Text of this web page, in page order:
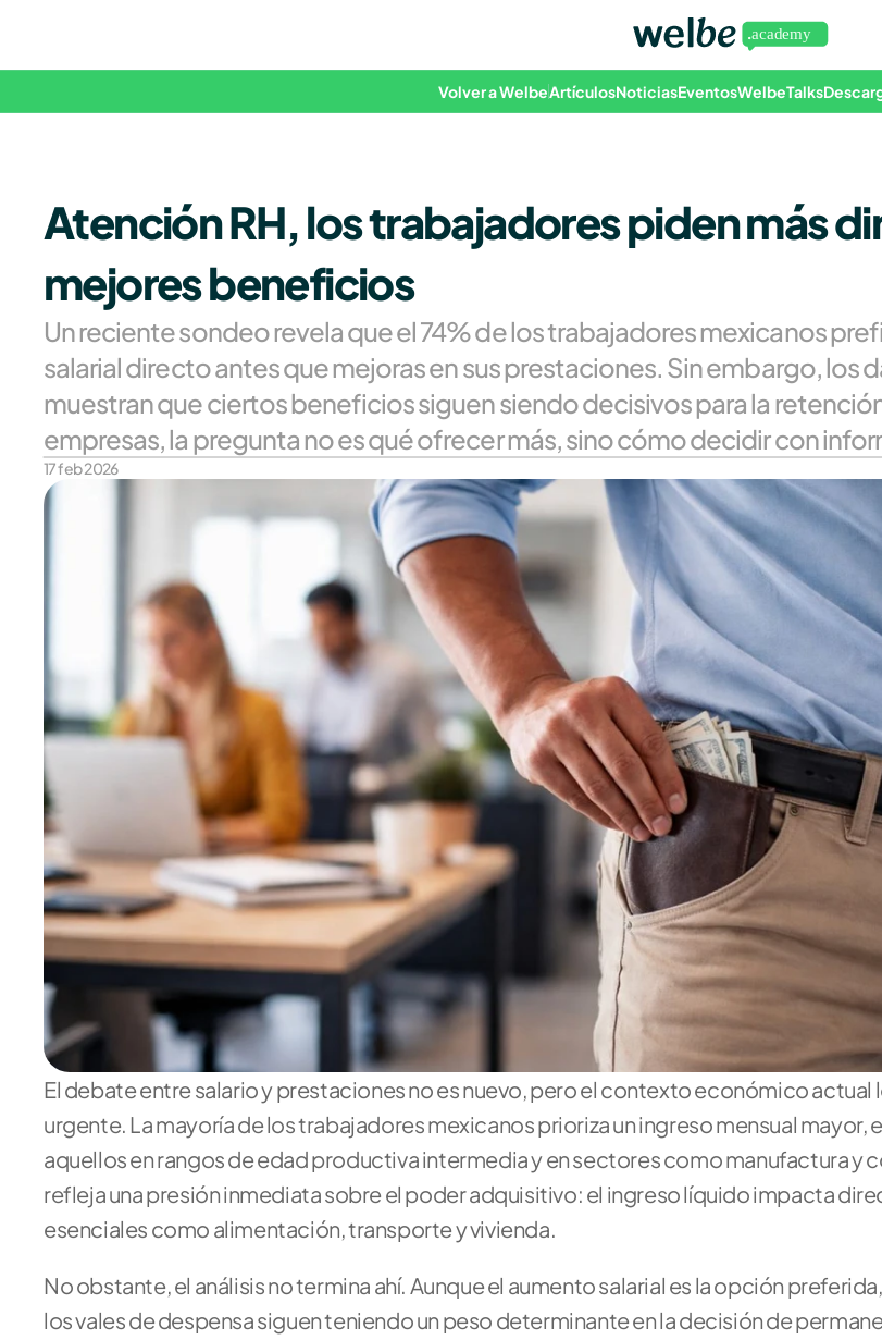
Volver a WelbeArtículosNoticiasEventosWelbeTalks
Atención RH, los trabajadores piden más
mejores beneficios
Un reciente sondeo revela que el 74% de los trabajadores mexicanos
salarial directo antes que mejoras en sus prestaciones. Sin embargo, los
muestran que ciertos beneficios siguen siendo decisivos para la
empresas, la pregunta no es qué ofrecer más, sino cómo decidir con
17 feb 2026
El debate entre salario y prestaciones no es nuevo, pero el contexto económico actual
urgente. La mayoría de los trabajadores mexicanos prioriza un ingreso mensual mayor,
aquellos en rangos de edad productiva intermedia y en sectores como manufactura y
refleja una presión inmediata sobre el poder adquisitivo: el ingreso líquido impacta
esenciales como alimentación, transporte y vivienda.
No obstante, el análisis no termina ahí. Aunque el aumento salarial es la opción
los vales de despensa siguen teniendo un peso determinante en la decisión de